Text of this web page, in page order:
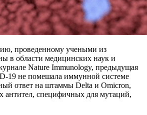
проведенному учеными из
в области медицинских наук и
Nature Immunology, предыдущая
19 не помешала иммунной системе
ответ на штаммы Delta и Omicron,
антител, специфичных для мутаций,